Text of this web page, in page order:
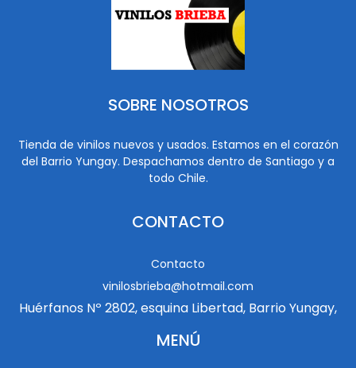
SOBRE NOSOTROS
Tienda de vinilos nuevos y usados. Estamos en el corazón
del Barrio Yungay. Despachamos dentro de Santiago y a
todo Chile.
CONTACTO
Contacto
vinilosbrieba@hotmail.com
Huérfanos Nº 2802, esquina Libertad, Barrio Yungay,
MENÚ